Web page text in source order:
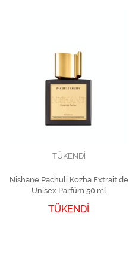
TÜKENDİ
Nishane Pachuli Kozha Extrait de
Unisex Parfüm 50 ml
TÜKENDİ